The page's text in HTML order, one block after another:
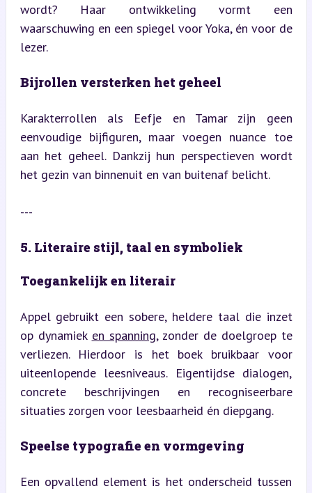
wordt? Haar ontwikkeling vormt een
waarschuwing en een spiegel voor Yoka, én voor de
lezer.
Bijrollen versterken het geheel
Karakterrollen als Eefje en Tamar zijn geen
eenvoudige bijfiguren, maar voegen nuance toe
aan het geheel. Dankzij hun perspectieven wordt
het gezin van binnenuit en van buitenaf belicht.
---
5. Literaire stijl, taal en symboliek
Toegankelijk en literair
Appel gebruikt een sobere, heldere taal die inzet
op dynamiek en spanning, zonder de doelgroep te
verliezen. Hierdoor is het boek bruikbaar voor
uiteenlopende leesniveaus. Eigentijdse dialogen,
concrete beschrijvingen en recogniseerbare
situaties zorgen voor leesbaarheid én diepgang.
Speelse typografie en vormgeving
Een opvallend element is het onderscheid tussen